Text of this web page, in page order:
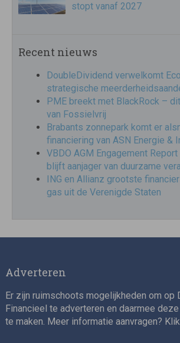
stopt vanaf 2027
Recent nieuws
DoubleDividend verwelkomt
strategische
PME breekt met BlackRock –
van Fossielvrij
Brabants zonnepark komt er
financiering van ASN Energie &
VBDO AGM Engagement
blijft aanjager van duurzame
ING en Allianz grootste
gas uit de Verenigde Staten
Adverteren
Er zijn ruimschoots mogelijkheden om op
Financieel te adverteren en daarmee
te maken. Meer informatie aanvragen? Klik